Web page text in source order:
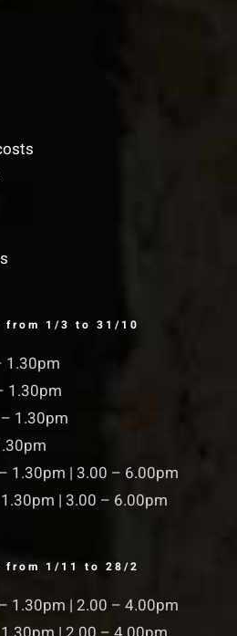
from 1/3 to 31/10
1.30pm
1.30pm
1.30pm
1.30pm | 3.00 – 6.00pm
| 3.00 – 6.00pm
from 1/11 to 28/2
1.30pm | 2.00 – 4.00pm